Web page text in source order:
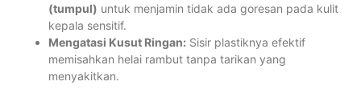
(tumpul) untuk menjamin tidak ada goresan pada kulit
kepala sensitif.
Mengatasi Kusut Ringan: Sisir plastiknya efektif
memisahkan helai rambut tanpa tarikan yang
menyakitkan.